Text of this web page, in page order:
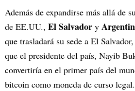
Además de expandirse más allá de
de EE.UU., El Salvador y
que trasladará su sede a El
que el presidente del país, Nayib
convertiría en el primer país del
bitcoin como moneda de curso legal.